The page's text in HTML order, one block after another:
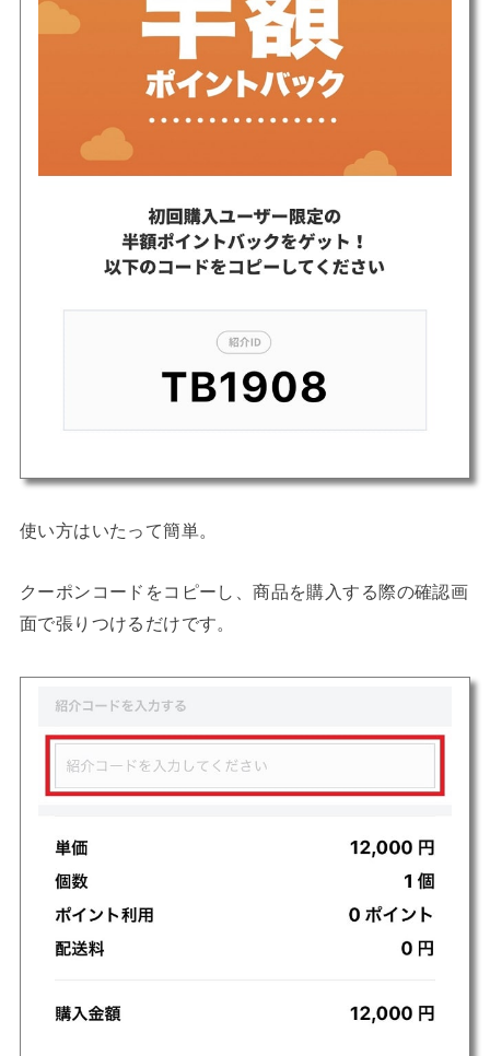
使い方はいたって簡単。
クーポンコードをコピーし、商品を購入する際の確認画
面で張りつけるだけです。